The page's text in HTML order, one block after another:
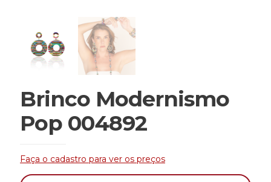
Brinco Modernismo
Pop 004892
Faça o cadastro para ver os preços